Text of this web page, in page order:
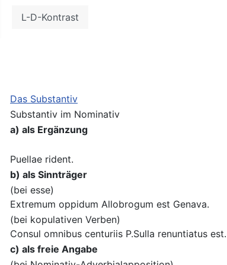
L-D-Kontrast
Das Substantiv
Substantiv im Nominativ
a) als Ergänzung
Puellae rident.
b) als Sinnträger
(bei esse)
Extremum oppidum Allobrogum est Genava.
(bei kopulativen Verben)
Consul omnibus centuriis P.Sulla renuntiatus est.
c) als freie Angabe